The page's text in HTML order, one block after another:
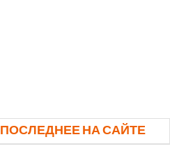
ПОСЛЕДНЕЕ НА САЙТЕ